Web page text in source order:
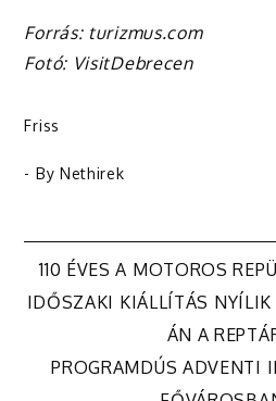
Forrás: turizmus.com
Fotó: VisitDebrecen
Friss
- By Nethirek
Bejegyzés
navigáció
110 ÉVES A MOTOROS
IDŐSZAKI KIÁLLÍTÁS
ÁN A
PROGRAMDÚS ADVENTI